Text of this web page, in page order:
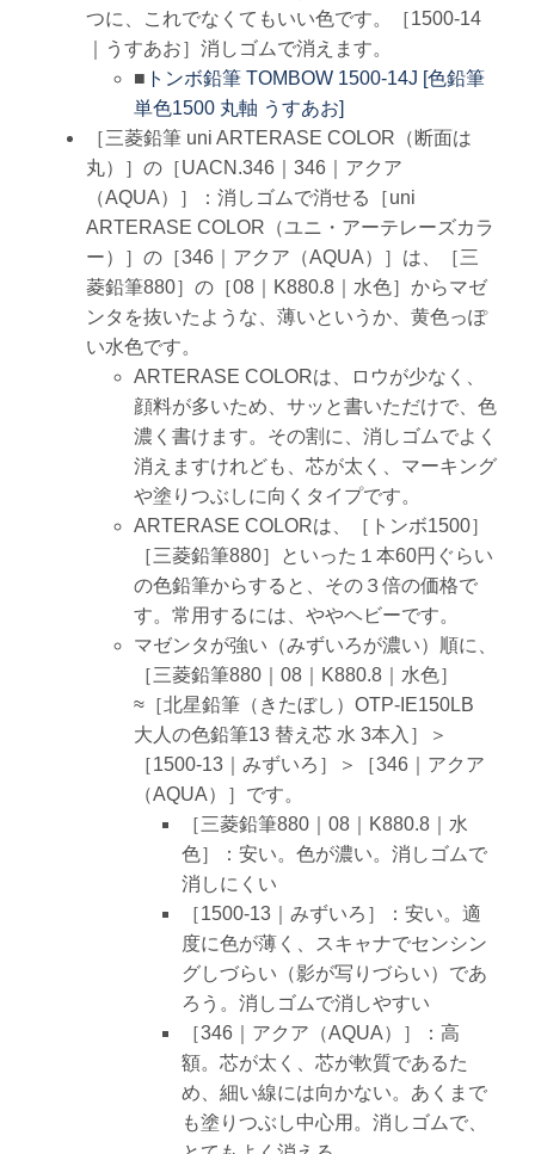
つに、これでなくてもいい色です。［1500-14
｜うすあお］消しゴムで消えます。
■ トンボ鉛筆 TOMBOW 1500-14J [色鉛筆
単色1500 丸軸 うすあお]
［三菱鉛筆 uni ARTERASE COLOR（断面は
丸）］の［UACN.346｜346｜アクア
（AQUA）］：消しゴムで消せる［uni
ARTERASE COLOR（ユニ・アーテレーズカラ
ー）］の［346｜アクア（AQUA）］は、［三
菱鉛筆880］の［08｜K880.8｜水色］からマゼ
ンタを抜いたような、薄いというか、黄色っぽ
い水色です。
ARTERASE COLORは、ロウが少なく、
顔料が多いため、サッと書いただけで、色
濃く書けます。その割に、消しゴムでよく
消えますけれども、芯が太く、マーキング
や塗りつぶしに向くタイプです。
ARTERASE COLORは、［トンボ1500］
［三菱鉛筆880］といった１本60円ぐらい
の色鉛筆からすると、その３倍の価格で
す。常用するには、ややヘビーです。
マゼンタが強い（みずいろが濃い）順に、
［三菱鉛筆880｜08｜K880.8｜水色］
≈［北星鉛筆（きたぼし）OTP-IE150LB
大人の色鉛筆13 替え芯 水 3本入］＞
［1500-13｜みずいろ］＞［346｜アクア
（AQUA）］です。
［三菱鉛筆880｜08｜K880.8｜水
色］：安い。色が濃い。消しゴムで
消しにくい
［1500-13｜みずいろ］：安い。適
度に色が薄く、スキャナでセンシン
グしづらい（影が写りづらい）であ
ろう。消しゴムで消しやすい
［346｜アクア（AQUA）］：高
額。芯が太く、芯が軟質であるた
め、細い線には向かない。あくまで
も塗りつぶし中心用。消しゴムで、